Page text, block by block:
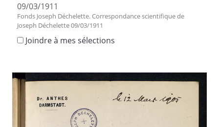
09/03/1911
Fonds Joseph Déchelette. Correspondance scientifique de
Joseph Déchelette 09/03/1911
Joindre à mes sélections